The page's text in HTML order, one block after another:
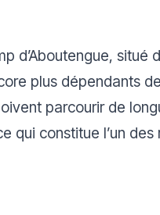
d’Aboutengue,
plus dépendants
parcourir de
qui constitue l’un